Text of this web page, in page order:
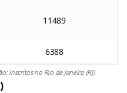
11489
6388
inscritos no Rio de Janeiro (RJ)